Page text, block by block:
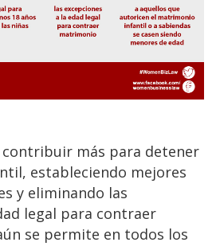
contribuir más para detener
estableciendo mejores
y eliminando las
legal para contraer
se permite en todos los